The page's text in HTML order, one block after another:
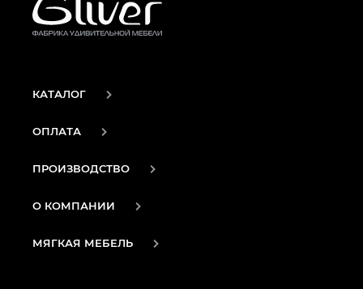
КАТАЛОГ
ОПЛАТА
ПРОИЗВОДСТВО
О КОМПАНИИ
МЯГКАЯ МЕБЕЛЬ